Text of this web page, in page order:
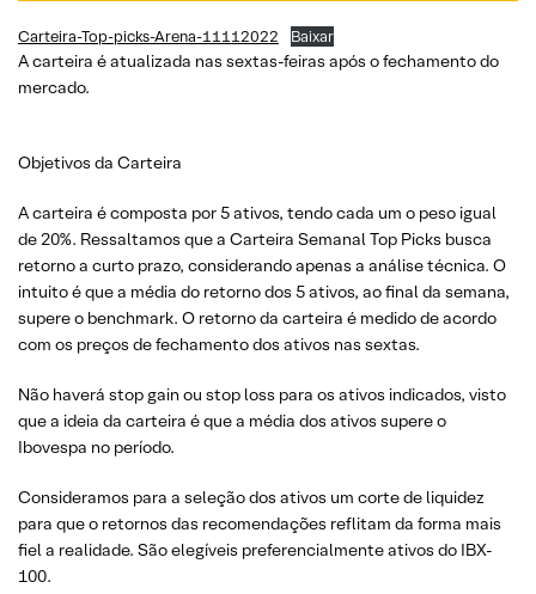
Carteira-Top-picks-Arena-11112022 Baixar
A carteira é atualizada nas sextas-feiras após o fechamento do
mercado.
Objetivos da Carteira
A carteira é composta por 5 ativos, tendo cada um o peso igual
de 20%. Ressaltamos que a Carteira Semanal Top Picks busca
retorno a curto prazo, considerando apenas a análise técnica. O
intuito é que a média do retorno dos 5 ativos, ao final da semana,
supere o benchmark. O retorno da carteira é medido de acordo
com os preços de fechamento dos ativos nas sextas.
Não haverá stop gain ou stop loss para os ativos indicados, visto
que a ideia da carteira é que a média dos ativos supere o
Ibovespa no período.
Consideramos para a seleção dos ativos um corte de liquidez
para que o retornos das recomendações reflitam da forma mais
fiel a realidade. São elegíveis preferencialmente ativos do IBX-
100.